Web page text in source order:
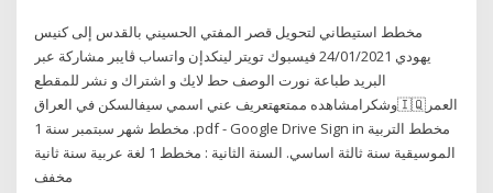
مخطط استيطاني لتحويل قصر المفتي الحسيني بالقدس إلى كنيس
يهودي 24/01/2021 فيسبوك تويتر لينكدإن واتساب ڤايبر مشاركة عبر
البريد طباعة نورت الوصف ️حط لايك و اشتراك و نشر للمقطع
وشكرامشاهده ممتعهتعريف عني اسمي سيفالسكن في العراق🇮🇶العمر
مخطط شهر سبتمبر سنة 1 .pdf - Google Drive Sign in مخطط التربية
الموسيقية سنة ثالثة اساسي. السنة الثانية : مخطط 1 لغة عربية سنة ثانية
مخفف